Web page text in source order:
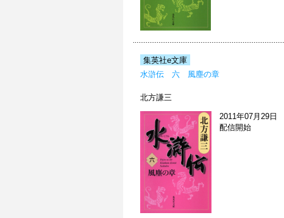
集英社e文庫
水滸伝 六 風塵の章
北方謙三
2011年07月29日
配信開始